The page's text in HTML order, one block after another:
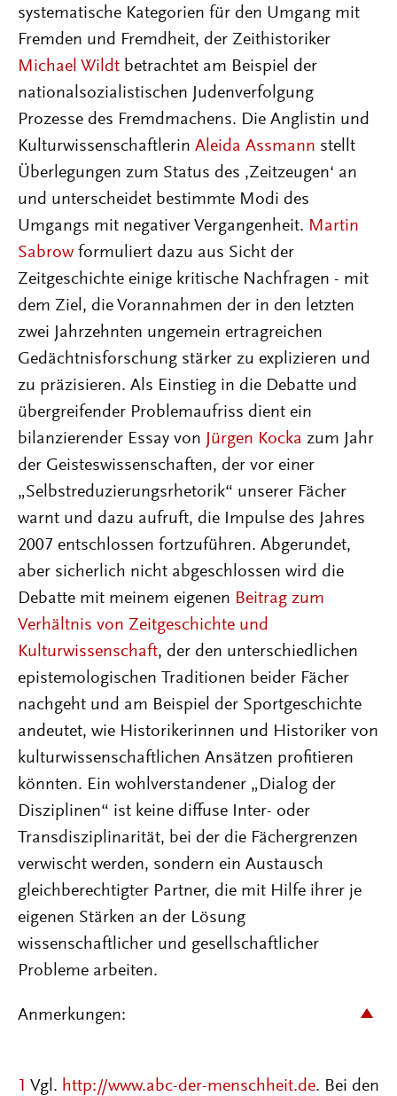
systematische Kategorien für den Umgang mit
Fremden und Fremdheit, der Zeithistoriker
Michael Wildt betrachtet am Beispiel der
nationalsozialistischen Judenverfolgung
Prozesse des Fremdmachens. Die Anglistin und
Kulturwissenschaftlerin Aleida Assmann stellt
Überlegungen zum Status des ‚Zeitzeugen‘ an
und unterscheidet bestimmte Modi des
Umgangs mit negativer Vergangenheit. Martin
Sabrow formuliert dazu aus Sicht der
Zeitgeschichte einige kritische Nachfragen - mit
dem Ziel, die Vorannahmen der in den letzten
zwei Jahrzehnten ungemein ertragreichen
Gedächtnisforschung stärker zu explizieren und
zu präzisieren. Als Einstieg in die Debatte und
übergreifender Problemaufriss dient ein
bilanzierender Essay von Jürgen Kocka zum Jahr
der Geisteswissenschaften, der vor einer
„Selbstreduzierungsrhetorik“ unserer Fächer
warnt und dazu aufruft, die Impulse des Jahres
2007 entschlossen fortzuführen. Abgerundet,
aber sicherlich nicht abgeschlossen wird die
Debatte mit meinem eigenen Beitrag zum
Verhältnis von Zeitgeschichte und
Kulturwissenschaft, der den unterschiedlichen
epistemologischen Traditionen beider Fächer
nachgeht und am Beispiel der Sportgeschichte
andeutet, wie Historikerinnen und Historiker von
kulturwissenschaftlichen Ansätzen profitieren
könnten. Ein wohlverstandener „Dialog der
Disziplinen“ ist keine diffuse Inter- oder
Transdisziplinarität, bei der die Fächergrenzen
verwischt werden, sondern ein Austausch
gleichberechtigter Partner, die mit Hilfe ihrer je
eigenen Stärken an der Lösung
wissenschaftlicher und gesellschaftlicher
Probleme arbeiten.
Anmerkungen:
1 Vgl. http://www.abc-der-menschheit.de. Bei den